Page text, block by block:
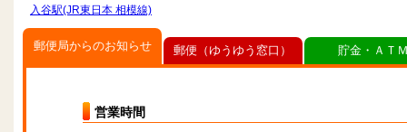
入谷駅(JR東日本 相模線)
郵便局からのお知らせ
営業時間
郵便（ゆうゆう窓口） 貯金・ＡＴ